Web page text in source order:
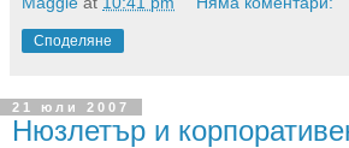
Споделяне
21 юли 2007
Нюзлетър и